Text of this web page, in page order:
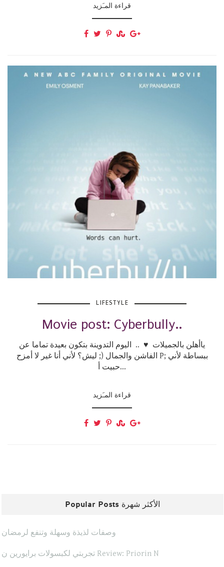
قراءة المـَزيد
LIFESTYLE
Movie post: Cyberbully..
ياأهلن بالجميلات ♥ .. اليوم التدوينة بتكون بعيدة تماما عن
الفاشن والجمال (; ليش؟ لأني أنا غير لا أمزح P; ببساطة لأني
حبيت أ...
قراءة المـَزيد
Popular Posts الأكثر شهرة
وصفات لذيذة وسهلة وتنفع لرمضان
تجربتي لكبسولات برايورين ن Review: Priorin N